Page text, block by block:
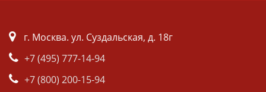
г. Москва. ул. Суздальская, д. 18г
+7 (495) 777-14-94
+7 (800) 200-15-94